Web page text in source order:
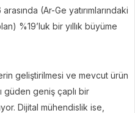
(Ar-Ge yatırımlarındaki
%19’luk bir yıllık büyüme
geliştirilmesi ve mevcut ürün
güden geniş çaplı bir
Dijital mühendislik ise,